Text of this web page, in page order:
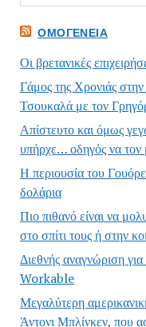
ΟΜΟΓΈΝΕΙΑ
Οι βρετανικές
Γάμος της Χρονιάς
Τσουκαλά με τον
Απίστευτο και όμως
υπήρχε… οδηγός να τον
Η περιουσία του
δολάρια
Πιο πιθανό είναι να
στο σπίτι τους ή στην
Διεθνής αναγνώριση
Workable
Μεγαλύτερη
Άντονι Μπλίνκεν, που